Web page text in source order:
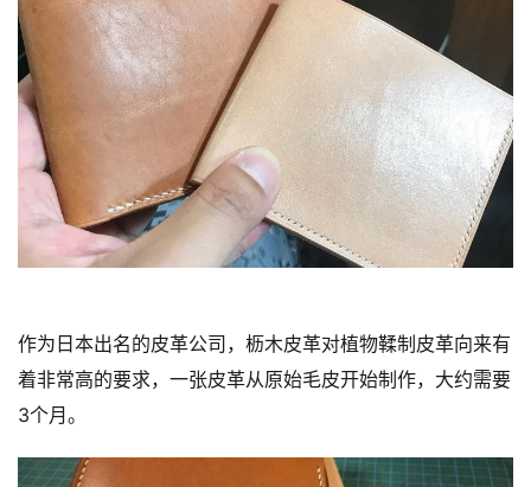
作为日本出名的皮革公司，枥木皮革对植物鞣制皮革向来有
着非常高的要求，一张皮革从原始毛皮开始制作，大约需要
3个月。